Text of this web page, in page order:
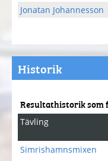
Jonatan Johannesson
Historik
Resultathistorik som
Tävling
Simrishamnsmixen